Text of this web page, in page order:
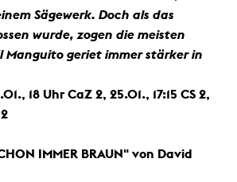
Sägewerk. Doch als das
wurde, zogen die meisten
Manguito geriet immer stärker in
18 Uhr CaZ 2, 25.01., 17:15 CS 2,
IMMER BRAUN" von David